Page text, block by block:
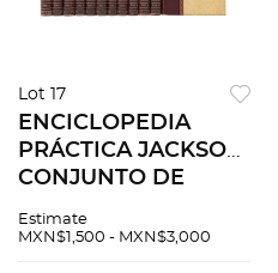
Lot 17
ENCICLOPEDIA
PRÁCTICA JACKSON.
CONJUNTO DE
PARA LA
Estimate
MXN$1,500 - MXN$3,000